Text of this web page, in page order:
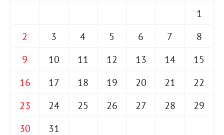
1
2
3 4 5 6 7
8
9
10 11 12 13 14
15
16
17 18 19 20 21
22
23
24 25 26 27 28
29
30
31